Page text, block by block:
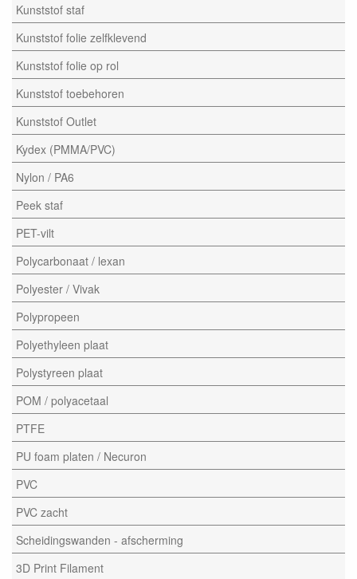
Kunststof staf
Kunststof folie zelfklevend
Kunststof folie op rol
Kunststof toebehoren
Kunststof Outlet
Kydex (PMMA/PVC)
Nylon / PA6
Peek staf
PET-vilt
Polycarbonaat / lexan
Polyester / Vivak
Polypropeen
Polyethyleen plaat
Polystyreen plaat
POM / polyacetaal
PTFE
PU foam platen / Necuron
PVC
PVC zacht
Scheidingswanden - afscherming
3D Print Filament